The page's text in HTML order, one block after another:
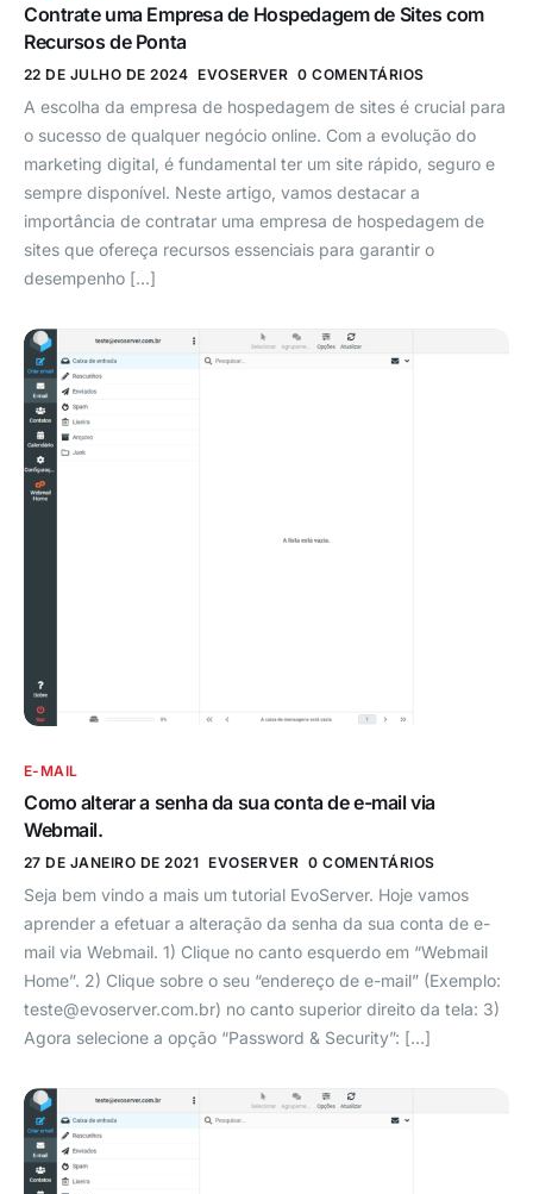
Contrate uma Empresa de Hospedagem de Sites com
Recursos de Ponta
22 DE JULHO DE 2024 EVOSERVER 0 COMENTÁRIOS
A escolha da empresa de hospedagem de sites é crucial para
o sucesso de qualquer negócio online. Com a evolução do
marketing digital, é fundamental ter um site rápido, seguro e
sempre disponível. Neste artigo, vamos destacar a
importância de contratar uma empresa de hospedagem de
sites que ofereça recursos essenciais para garantir o
desempenho […]
E-MAIL
Como alterar a senha da sua conta de e-mail via
Webmail.
27 DE JANEIRO DE 2021 EVOSERVER 0 COMENTÁRIOS
Seja bem vindo a mais um tutorial EvoServer. Hoje vamos
aprender a efetuar a alteração da senha da sua conta de e-
mail via Webmail. 1) Clique no canto esquerdo em “Webmail
Home”. 2) Clique sobre o seu “endereço de e-mail” (Exemplo:
teste@evoserver.com.br) no canto superior direito da tela: 3)
Agora selecione a opção “Password & Security”: […]